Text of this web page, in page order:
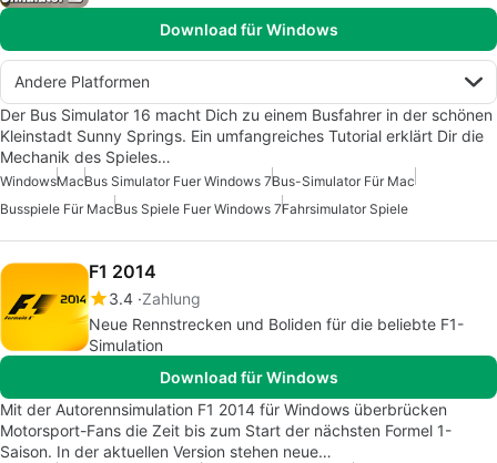
Download für Windows
Andere Platformen
Der Bus Simulator 16 macht Dich zu einem Busfahrer in der schönen
Kleinstadt Sunny Springs. Ein umfangreiches Tutorial erklärt Dir die
Mechanik des Spieles…
WindowsMacBus Simulator Fuer Windows 7Bus-Simulator Für Mac
Busspiele Für MacBus Spiele Fuer Windows 7Fahrsimulator Spiele
F1 2014
3.4 Zahlung
Neue Rennstrecken und Boliden für die beliebte F1-
Simulation
Download für Windows
Mit der Autorennsimulation F1 2014 für Windows überbrücken
Motorsport-Fans die Zeit bis zum Start der nächsten Formel 1-
Saison. In der aktuellen Version stehen neue…